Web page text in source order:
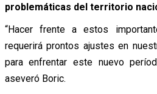
problemáticas del territorio
“Hacer frente a estos
requerirá prontos ajustes en
para enfrentar este nuevo
aseveró Boric.